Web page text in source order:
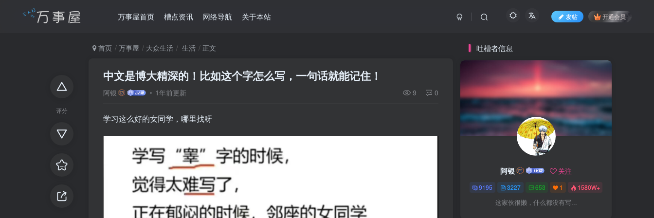
万事屋首页 槽点资讯 网络导航 关于本站 发帖 开通会员
评分
首页 万事屋 大众生活 生活 正文
中文是博大精深的！比如这个字怎么写，一句话就能记住！
阿银 1年前更新 9 0
学习这么好的女同学，哪里找呀
吐槽者信息
阿银 关注
9195 3227 653 1 1580W+
这家伙很懒，什么都没有写...